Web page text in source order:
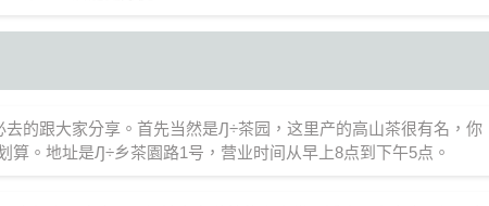
的跟大家分享。首先当然是Ԓ÷茶园，这里产的高山茶很有名，你
算。地址是Ԓ÷乡茶園路1号，营业时间从早上8点到下午5点。